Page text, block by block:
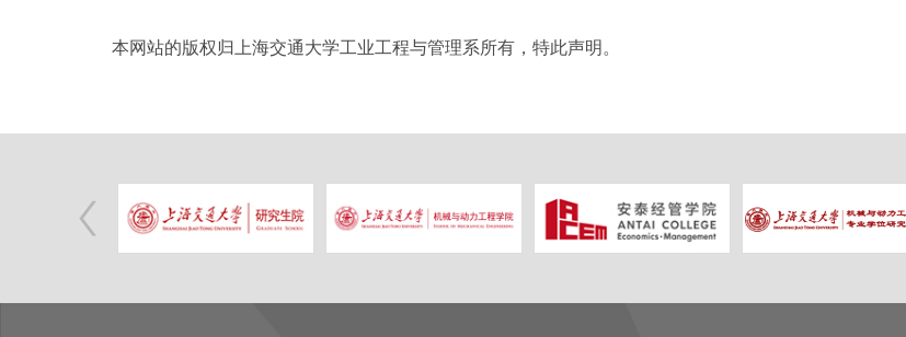
本网站的版权归上海交通大学工业工程与管理系所有，特此声明。